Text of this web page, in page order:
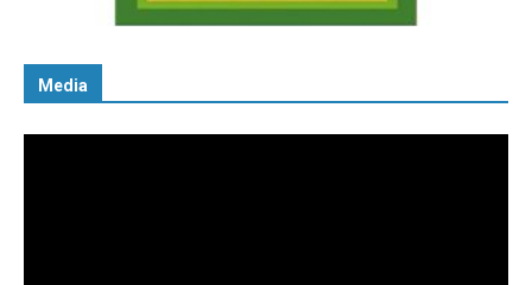
Media